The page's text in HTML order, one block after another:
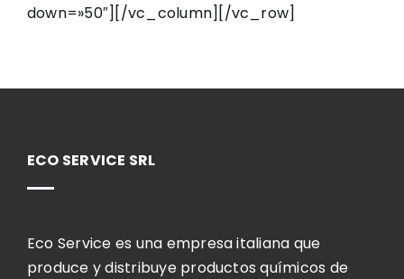
down=»50″][/vc_column][/vc_row]
ECO SERVICE SRL
Eco Service es una empresa italiana que
produce y distribuye productos químicos de